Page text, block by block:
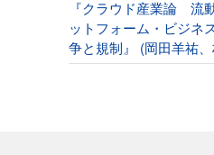
『クラウド産業論 流
ットフォーム・ビジネ
争と規制』 (岡田羊祐